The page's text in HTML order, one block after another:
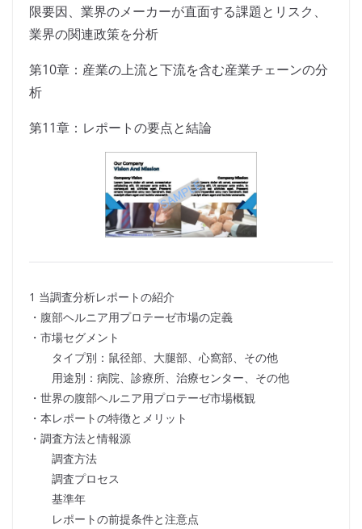
限要因、業界のメーカーが直面する課題とリスク、
業界の関連政策を分析
第10章：産業の上流と下流を含む産業チェーンの分
析
第11章：レポートの要点と結論
1 当調査分析レポートの紹介
・腹部ヘルニア用プロテーゼ市場の定義
・市場セグメント
タイプ別：鼠径部、大腿部、心窩部、その他
用途別：病院、診療所、治療センター、その他
・世界の腹部ヘルニア用プロテーゼ市場概観
・本レポートの特徴とメリット
・調査方法と情報源
調査方法
調査プロセス
基準年
レポートの前提条件と注意点